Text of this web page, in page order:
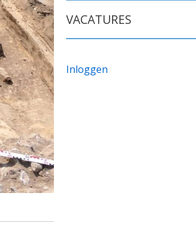
VACATURES
Inloggen